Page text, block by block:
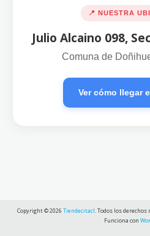
📍 NUESTRA
Julio Alcaino 098,
Comuna de
Ver cómo llegar
Copyright © 2026Tiendecitacl. Todos los
Funciona con